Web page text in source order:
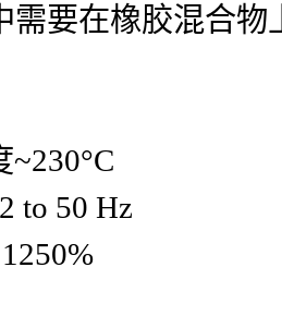
需要在橡胶混合
to 50 Hz